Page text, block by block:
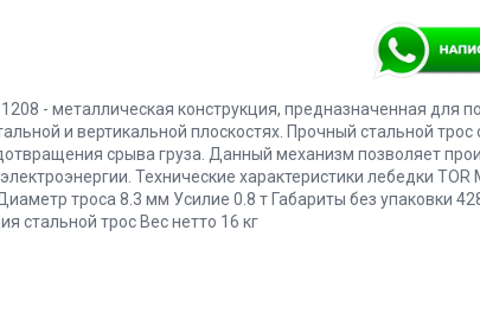
- металлическая конструкция, предназначенная для
и вертикальной плоскостях. Прочный стальной трос
срыва груза. Данный механизм позволяет
Технические характеристики лебедки
троса 8.3 мм Усилие 0.8 т Габариты без упаковки
стальной трос Вес нетто 16 кг